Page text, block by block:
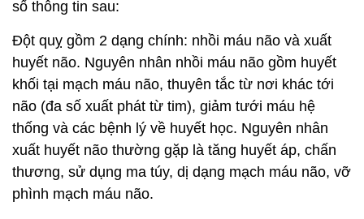
số thông tin sau:
Đột quỵ gồm 2 dạng chính: nhồi máu não và xuất
huyết não. Nguyên nhân nhồi máu não gồm huyết
khối tại mạch máu não, thuyên tắc từ nơi khác tới
não (đa số xuất phát từ tim), giảm tưới máu hệ
thống và các bệnh lý về huyết học. Nguyên nhân
xuất huyết não thường gặp là tăng huyết áp, chấn
thương, sử dụng ma túy, dị dạng mạch máu não, vỡ
phình mạch máu não.